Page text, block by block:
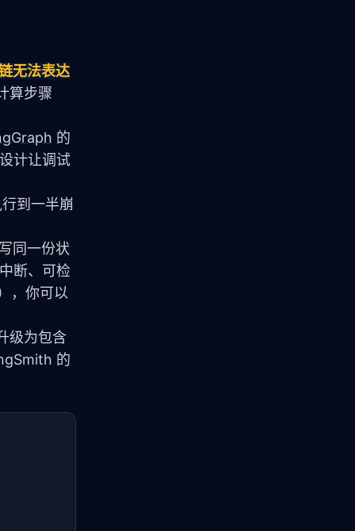
无法表达
算步骤
的
计让调试
到一半崩
同一份状
断、可检
，你可以
级为包含
的